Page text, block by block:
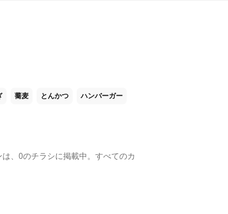
蕎麦 とんかつ ハンバーガー
、0のチラシに掲載中。すべてのカ